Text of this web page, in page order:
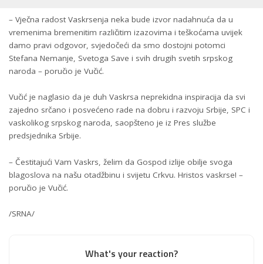
– Vječna radost Vaskrsenja neka bude izvor nadahnuća da u
vremenima bremenitim različitim izazovima i teškoćama uvijek
damo pravi odgovor, svjedočeći da smo dostojni potomci
Stefana Nemanje, Svetoga Save i svih drugih svetih srpskog
naroda – poručio je Vučić.
Vučić je naglasio da je duh Vaskrsa neprekidna inspiracija da svi
zajedno srčano i posvećeno rade na dobru i razvoju Srbije, SPC i
vaskolikog srpskog naroda, saopšteno je iz Pres službe
predsjednika Srbije.
– Čestitajući Vam Vaskrs, želim da Gospod izlije obilje svoga
blagoslova na našu otadžbinu i svijetu Crkvu. Hristos vaskrse! –
poručio je Vučić.
/SRNA/
What's your reaction?